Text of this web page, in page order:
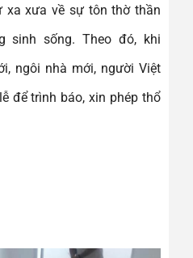
xa xưa về sự tôn thờ thần
sinh sống. Theo đó, khi
ngôi nhà mới, người Việt
để trình báo, xin phép thổ